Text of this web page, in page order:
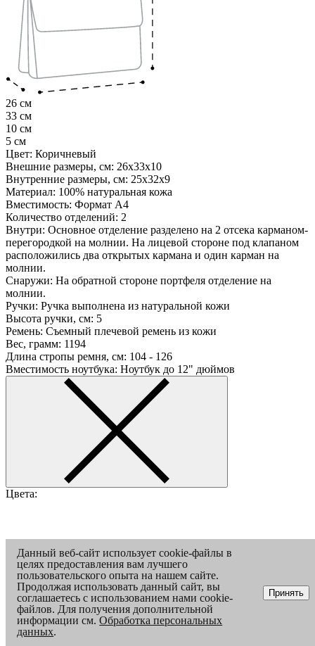
26 см
33 см
10 см
5 см
Цвет: Коричневый
Внешние размеры, см: 26х33х10
Внутренние размеры, см: 25х32х9
Материал: 100% натуральная кожа
Вместимость: Формат А4
Количество отделений: 2
Внутри: Основное отделение разделено на 2 отсека карманом-
перегородкой на молнии. На лицевой стороне под клапаном
расположились два открытых кармана и один карман на
молнии.
Снаружи: На обратной стороне портфеля отделение на
молнии.
Ручки: Ручка выполнена из натуральной кожи
Высота ручки, см: 5
Ремень: Съемный плечевой ремень из кожи
Вес, грамм: 1194
Длина стропы ремня, см: 104 - 126
Вместимость ноутбука: Ноутбук до 12" дюймов
Цвета:
Товар добавлен в корзину
Данный веб-сайт использует cookie-файлы в
целях предоставления вам лучшего
пользовательского опыта на нашем сайте.
Продолжая использовать данный сайт, вы
соглашаетесь с использованием нами cookie-
файлов. Для получения дополнительной
информации см.Обработка персональных
данных.
Принять